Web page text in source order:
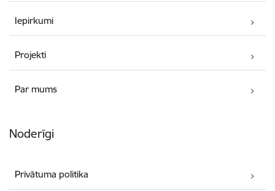
Iepirkumi
Projekti
Par mums
Noderīgi
Privātuma politika